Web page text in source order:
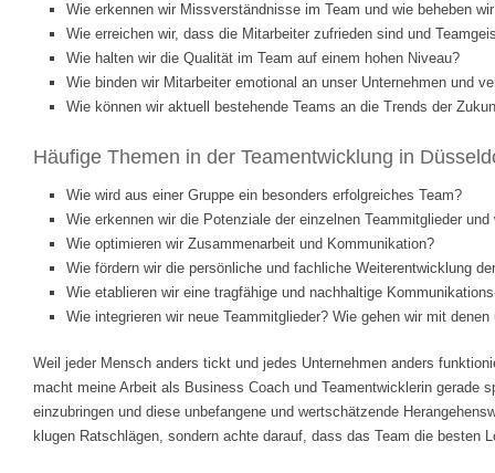
Wie erkennen wir Missverständnisse im Team und wie beheben
Wie erreichen wir, dass die Mitarbeiter zufrieden sind und
Wie halten wir die Qualität im Team auf einem hohen Niveau?
Wie binden wir Mitarbeiter emotional an unser Unternehmen und
Wie können wir aktuell bestehende Teams an die Trends der
Häufige Themen in der Teamentwicklung in
Wie wird aus einer Gruppe ein besonders erfolgreiches Team?
Wie erkennen wir die Potenziale der einzelnen Teammitglieder
Wie optimieren wir Zusammenarbeit und Kommunikation?
Wie fördern wir die persönliche und fachliche Weiterentwicklung
Wie etablieren wir eine tragfähige und nachhaltige
Wie integrieren wir neue Teammitglieder? Wie gehen wir mit
Weil jeder Mensch anders tickt und jedes Unternehmen anders
macht meine Arbeit als Business Coach und Teamentwicklerin gerade
einzubringen und diese unbefangene und wertschätzende
klugen Ratschlägen, sondern achte darauf, dass das Team die